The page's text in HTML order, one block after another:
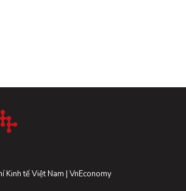
Kinh tế Việt Nam | VnEconomy